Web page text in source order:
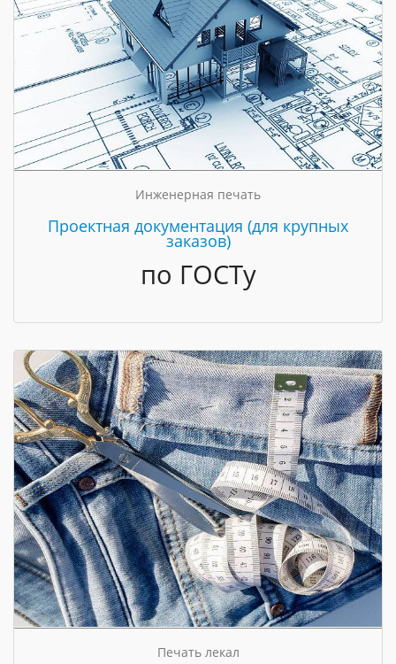
Инженерная печать
Проектная документация (для крупных
заказов)
по ГОСТу
Печать лекал